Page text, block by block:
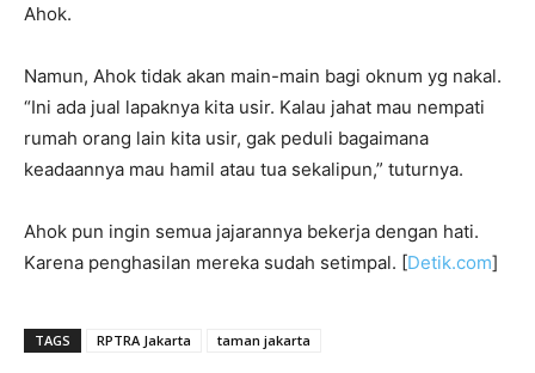
Ahok.
Namun, Ahok tidak akan main-main bagi oknum yg nakal.
“Ini ada jual lapaknya kita usir. Kalau jahat mau nempati
rumah orang lain kita usir, gak peduli bagaimana
keadaannya mau hamil atau tua sekalipun,” tuturnya.
Ahok pun ingin semua jajarannya bekerja dengan hati.
Karena penghasilan mereka sudah setimpal. [Detik.com]
TAGS RPTRA Jakarta taman jakarta